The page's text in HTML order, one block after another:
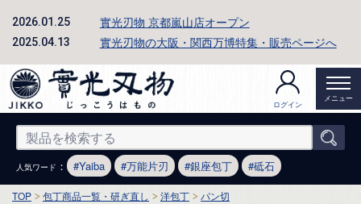
2026.01.25 實光刃物 京都嵐山店オープン
2025.04.13 實光刃物の大阪・関西万博特集・販売ページへ
ログイン
メニュー
人気ワード ： Yaiba 万能片刃 銀座包丁 砥石
TOP 包丁商品一覧・研ぎ直し 洋包丁
パン切